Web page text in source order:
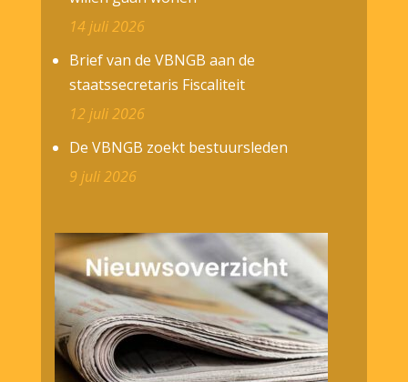
14 juli 2026
Brief van de VBNGB aan de
staatssecretaris Fiscaliteit
12 juli 2026
De VBNGB zoekt bestuursleden
9 juli 2026